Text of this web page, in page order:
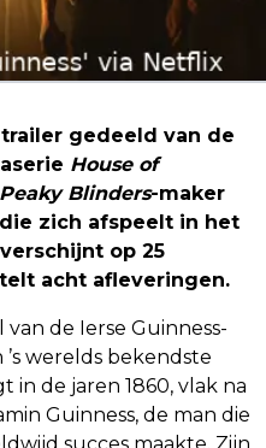
gedeeld van de
House of
Peaky Blinders-maker
zich afspeelt in het
op 25
acht afleveringen.
de Ierse Guinness-
werelds bekendste
de jaren 1860, vlak na
Guinness, de man die